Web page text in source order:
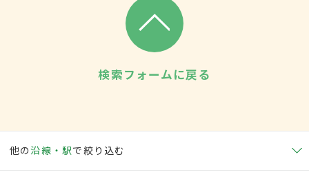
検索フォームに戻る
他の沿線・駅で絞り込む